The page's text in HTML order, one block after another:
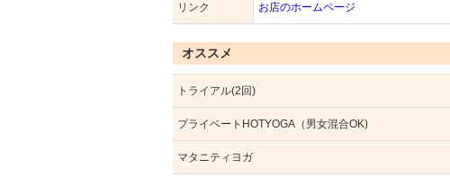
リンク お店のホームページ
オススメ
トライアル(2回)
プライベートHOTYOGA（男女混合OK)
マタニティヨガ